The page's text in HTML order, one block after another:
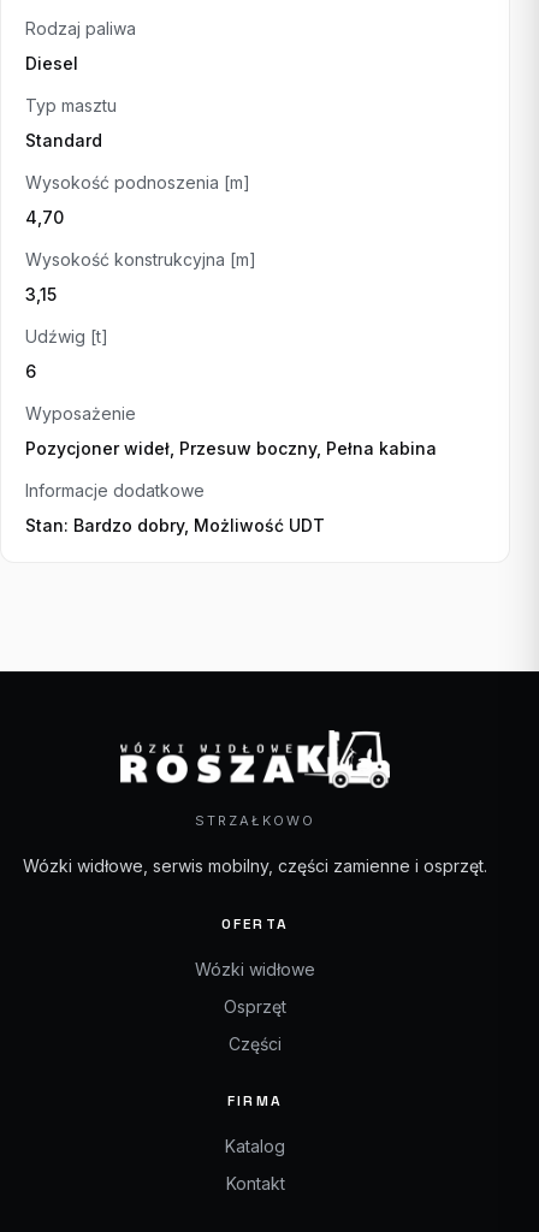
Rodzaj paliwa
Diesel
Typ masztu
Standard
Wysokość podnoszenia [m]
4,70
Wysokość konstrukcyjna [m]
3,15
Udźwig [t]
6
Wyposażenie
Pozycjoner wideł, Przesuw boczny, Pełna kabina
Informacje dodatkowe
Stan: Bardzo dobry, Możliwość UDT
STRZAŁKOWO
Wózki widłowe, serwis mobilny, części zamienne i osprzęt.
OFERTA
Wózki widłowe
Osprzęt
Części
FIRMA
Katalog
Kontakt